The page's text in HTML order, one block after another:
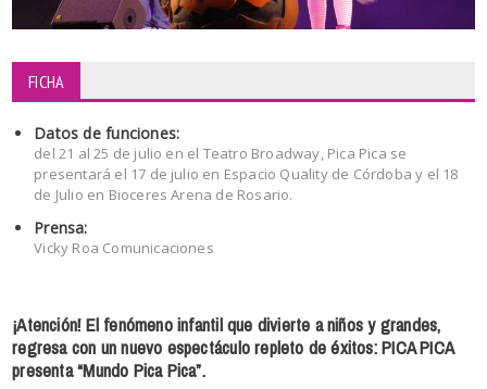
FICHA
Datos de funciones:
del 21 al 25 de julio en el Teatro Broadway, Pica Pica se
presentará el 17 de julio en Espacio Quality de Córdoba y el 18
de Julio en Bioceres Arena de Rosario.
Prensa:
Vicky Roa Comunicaciones
¡Atención! El fenómeno infantil que divierte a niños y grandes,
regresa con un nuevo espectáculo repleto de éxitos:PICA PICA
presenta “Mundo Pica Pica”.